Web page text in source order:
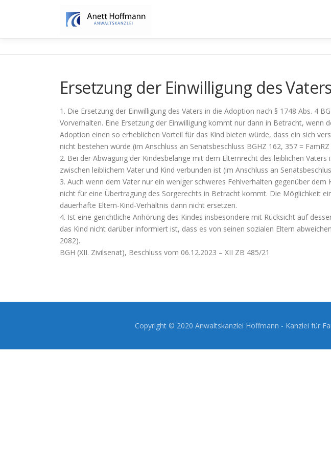
Ersetzung der Einwilligung des
1. Die Ersetzung der Einwilligung des Vaters in die Adoption nach § 1748 Abs. 4
Vorverhalten. Eine Ersetzung der Einwilligung kommt nur dann in Betracht,
Adoption einen so erheblichen Vorteil für das Kind bieten würde, dass ein sich
nicht bestehen würde (im Anschluss an Senatsbeschluss BGHZ 162, 357 =
2. Bei der Abwägung der Kindesbelange mit dem Elternrecht des leiblichen
zwischen leiblichem Vater und Kind verbunden ist (im Anschluss an
3. Auch wenn dem Vater nur ein weniger schweres Fehlverhalten gegenüber
nicht für eine Übertragung des Sorgerechts in Betracht kommt. Die Möglichkeit
dauerhafte Eltern-Kind-Verhältnis dann nicht ersetzen.
4. Ist eine gerichtliche Anhörung des Kindes insbesondere mit Rücksicht auf
das Kind nicht darüber informiert ist, dass es von seinen sozialen Eltern
2082).
BGH (XII. Zivilsenat), Beschluss vom 06.12.2023 – XII ZB 485/21
Copyright © 2020 Anwaltskanzlei Hoffmann - Kanzlei für